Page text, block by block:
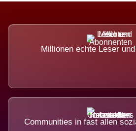
Millionen echte Leser
Communities in fast allen